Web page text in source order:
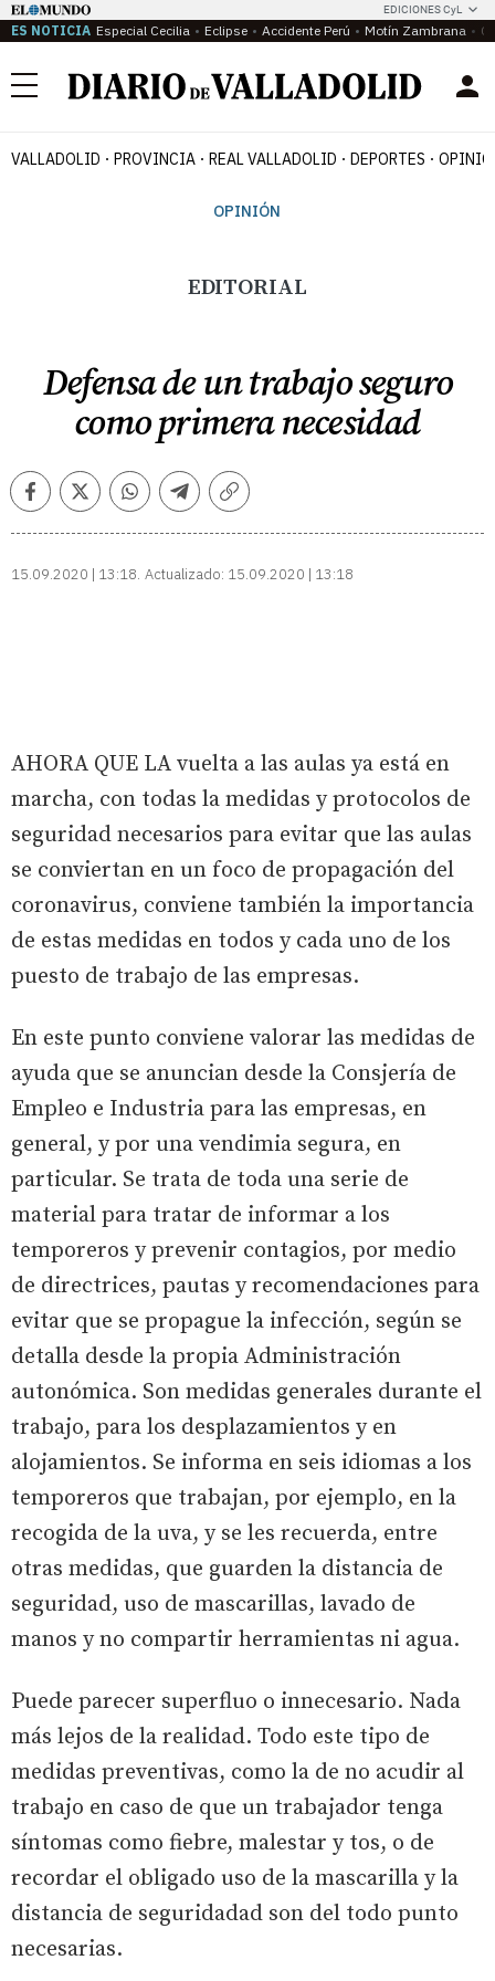
EDICIONES CyL
ES NOTICIA Especial Cecilia Eclipse Accidente Perú Motín Zambrana
Menú
VALLADOLID PROVINCIA REAL VALLADOLID DEPORTES
OPINIÓN
EDITORIAL
Defensa de un trabajo seguro
como primera necesidad
FacebookTwitterWhatsappTelegramCopiar
15.09.2020 | 13:18 Actualizado: 15.09.2020 | 13:18
AHORA QUE LA vuelta a las aulas ya está en
marcha, con todas la medidas y protocolos de
seguridad necesarios para evitar que las aulas
se conviertan en un foco de propagación del
coronavirus, conviene también la importancia
de estas medidas en todos y cada uno de los
puesto de trabajo de las empresas.
En este punto conviene valorar las medidas de
ayuda que se anuncian desde la Consjería de
Empleo e Industria para las empresas, en
general, y por una vendimia segura, en
particular. Se trata de toda una serie de
material para tratar de informar a los
temporeros y prevenir contagios, por medio
de directrices, pautas y recomendaciones para
evitar que se propague la infección, según se
detalla desde la propia Administración
autonómica. Son medidas generales durante el
trabajo, para los desplazamientos y en
alojamientos. Se informa en seis idiomas a los
temporeros que trabajan, por ejemplo, en la
recogida de la uva, y se les recuerda, entre
otras medidas, que guarden la distancia de
seguridad, uso de mascarillas, lavado de
manos y no compartir herramientas ni agua.
Puede parecer superfluo o innecesario. Nada
más lejos de la realidad. Todo este tipo de
medidas preventivas, como la de no acudir al
trabajo en caso de que un trabajador tenga
síntomas como fiebre, malestar y tos, o de
recordar el obligado uso de la mascarilla y la
distancia de seguridadad son del todo punto
necesarias.